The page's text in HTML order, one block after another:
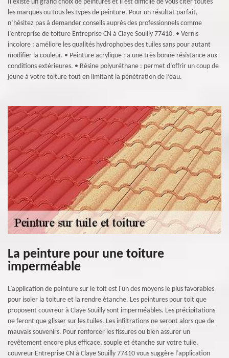
Il existe un grand choix de peintures et il est difficile de vous citer toutes
les marques ou tous les types de peinture. Pour un résultat parfait,
n’hésitez pas à demander conseils auprès des professionnels comme
l’entreprise de toiture Entreprise CN à Claye Souilly 77410. • Vernis
incolore : améliore les qualités hydrophobes des tuiles sans pour autant
modifier la couleur. • Peinture acrylique : a une très bonne résistance aux
conditions extérieures. • Résine polyuréthane : permet d’offrir un coup de
jeune à votre toiture tout en limitant la pénétration de l’eau.
La peinture pour une toiture
imperméable
L’application de peinture sur le toit est l'un des moyens le plus favorables
pour isoler la toiture et la rendre étanche. Les peintures pour toit que
proposent couvreur à Claye Souilly sont imperméables. Les précipitations
ne feront que glisser sur les tuiles. Les infiltrations ne seront alors que de
mauvais souvenirs. Pour renforcer les fissures ou bien assurer un
revêtement encore plus efficace, souple et étanche sur votre tuile,
couvreur Entreprise CN à Claye Souilly 77410 vous suggère l’application